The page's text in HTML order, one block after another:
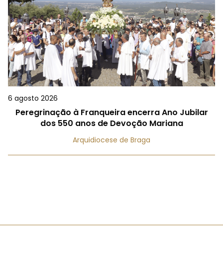
6 agosto 2026
Peregrinação à Franqueira encerra Ano Jubilar
dos 550 anos de Devoção Mariana
Arquidiocese de Braga